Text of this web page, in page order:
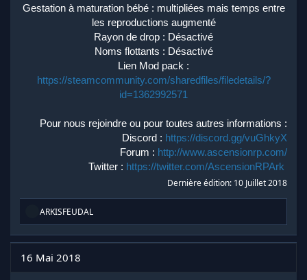
Gestation à maturation bébé : multipliées mais temps entre
les reproductions augmenté
Rayon de drop : Désactivé
Noms flottants : Désactivé
Lien Mod pack :
https://steamcommunity.com/sharedfiles/filedetails/?
id=1362992571
Pour nous rejoindre ou pour toutes autres informations :
Discord : https://discord.gg/vuGhkyX
Forum : http://www.ascensionrp.com/
Twitter : https://twitter.com/AscensionRPArk
Dernière édition: 10 Juillet 2018
R
a
c
t
i
ARKISFEUDAL
16 Mai 2018